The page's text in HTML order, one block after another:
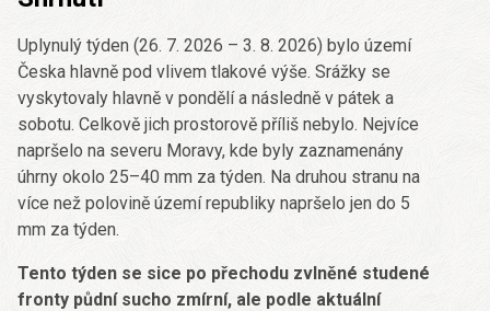
Uplynulý týden (26. 7. 2026 – 3. 8. 2026) bylo území
Česka hlavně pod vlivem tlakové výše. Srážky se
vyskytovaly hlavně v pondělí a následně v pátek a
sobotu. Celkově jich prostorově příliš nebylo. Nejvíce
napršelo na severu Moravy, kde byly zaznamenány
úhrny okolo 25–40 mm za týden. Na druhou stranu na
více než polovině území republiky napršelo jen do 5
mm za týden.
Tento týden se sice po přechodu zvlněné studené
fronty půdní sucho zmírní, ale podle aktuální